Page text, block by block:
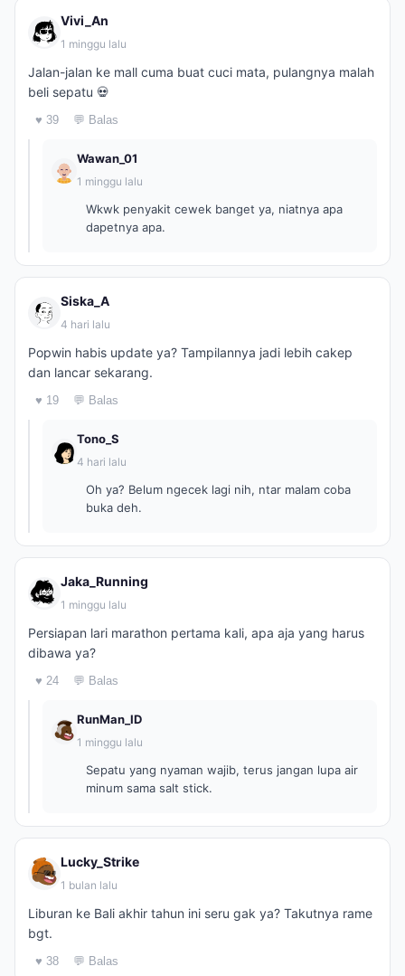
Vivi_An
1 minggu lalu
Jalan-jalan ke mall cuma buat cuci mata, pulangnya malah
beli sepatu 💀
♥ 39 💬 Balas
Wawan_01
1 minggu lalu
Wkwk penyakit cewek banget ya, niatnya apa
dapetnya apa.
Siska_A
4 hari lalu
Popwin habis update ya? Tampilannya jadi lebih cakep
dan lancar sekarang.
♥ 19 💬 Balas
Tono_S
4 hari lalu
Oh ya? Belum ngecek lagi nih, ntar malam coba
buka deh.
Jaka_Running
1 minggu lalu
Persiapan lari marathon pertama kali, apa aja yang harus
dibawa ya?
♥ 24 💬 Balas
RunMan_ID
1 minggu lalu
Sepatu yang nyaman wajib, terus jangan lupa air
minum sama salt stick.
Lucky_Strike
1 bulan lalu
Liburan ke Bali akhir tahun ini seru gak ya? Takutnya rame
bgt.
♥ 38 💬 Balas